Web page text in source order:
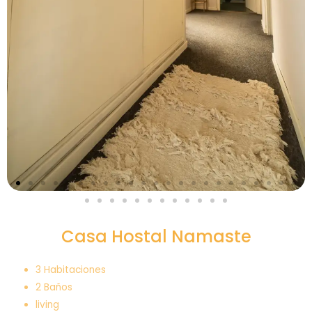
Casa Hostal Namaste
3 Habitaciones
2 Baños
living